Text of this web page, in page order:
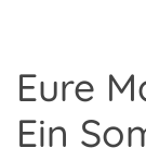
Eure
Ein